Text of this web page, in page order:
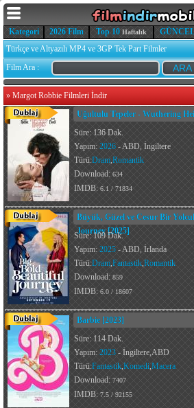
Kategori 2026 Film Top 10 Haftalık
Türkçe ve Altyazılı MP4 ve 3GP Tek Part Filmler
Film Ara :
» Margot Robbie Filmleri İndir
Uğultulu Tepeler - Wuthering
Süre: 136 Dak.
Yapım: 2026 - ABD, İngiltere
Türü:Dram,Romantik
Download: 634
IMDB: 6.1 / 71834
Büyük, Güzel ve Cesur Bir
Journey [2025]
Süre: 109 Dak.
Yapım: 2025 - ABD, İrlanda
Türü:Dram,Fantastik,Romantik
Download: 859
IMDB: 6.0 / 18607
Barbie [2023]
Süre: 114 Dak.
Yapım: 2023 - İngiltere,ABD
Türü:Fantastik,Komedi,Macera
Download: 7407
IMDB: 7.5 / 92155